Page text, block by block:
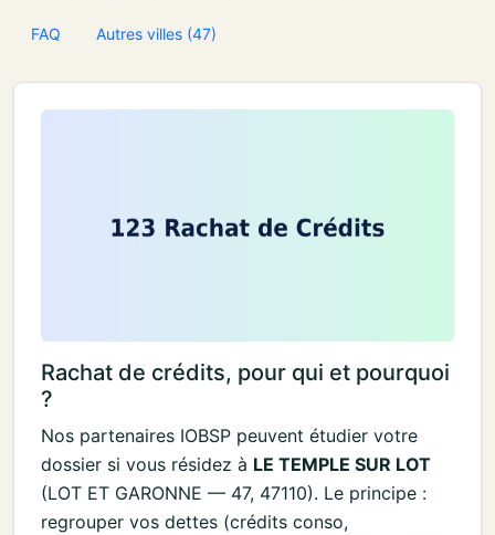
FAQ Autres villes (47)
Rachat de crédits, pour qui et pourquoi
?
Nos partenaires IOBSP peuvent étudier votre
dossier si vous résidez à LE TEMPLE SUR LOT
(LOT ET GARONNE — 47, 47110). Le principe :
regrouper vos dettes (crédits conso,